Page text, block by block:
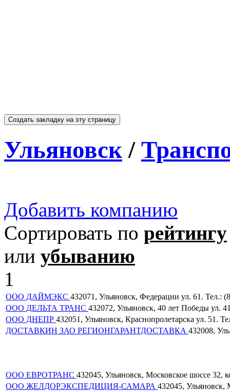
Ульяновск /
Добавить компанию
Сортировать по рейтингу
или убыванию
1
ООО ДАЙМЭКС 432071, Ульяновск, Федерации ул. 61. Тел.:
ООО ДЕЛЬТА ТРАНС 432072, Ульяновск, 40 лет Победы ул.
ООО ДНЕПР 432051, Ульяновск, Краснопролетарска ул. 51.
ДОСТАВКИН ЗАО РЕГИОНГАРАНТДОСТАВКА 432008,
ООО ЕВРОТРАНС 432045, Ульяновск, Московское шоссе 32,
ООО ЖЕЛДОРЭКСПЕДИЦИЯ-САМАРА 432045, Ульяновск,